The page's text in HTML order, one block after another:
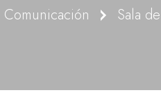
Comunicación Sala